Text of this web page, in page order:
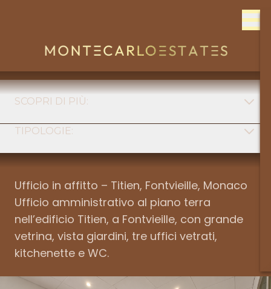
SCOPRI DI PIÙ:
MONACO
FRANCIA
TIPOLOGIE:
Tipologia
Quartiere
Num stanze
Ufficio in affitto – Titien, Fontvieille, Monaco
Ufficio amministrativo al piano terra
nell’edificio Titien, a Fontvieille, con grande
vetrina, vista giardini, tre uffici vetrati,
kitchenette e WC.